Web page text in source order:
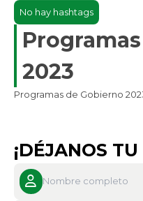
No hay hashtags
2023
​​​​Programas de Gobierno
¡DÉJANOS